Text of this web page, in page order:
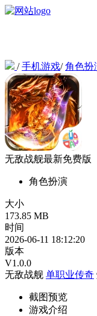
/手机游戏/角色扮
无敌战舰最新免费版
角色扮演
大小
173.85 MB
时间
2026-06-11 18:12:20
版本
V1.0.0
无敌战舰 单职业传奇
截图预览
游戏介绍